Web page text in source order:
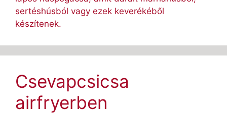
sertéshúsból vagy ezek keverékéből
készítenek.
Csevapcsicsa
airfryerben